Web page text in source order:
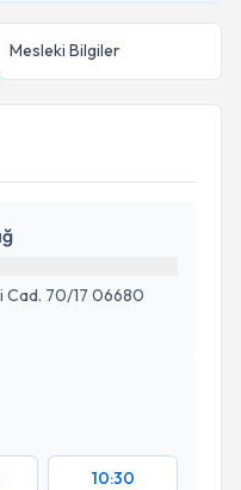
Mesleki Bilgiler
Cad. 70/17 06680
10:30